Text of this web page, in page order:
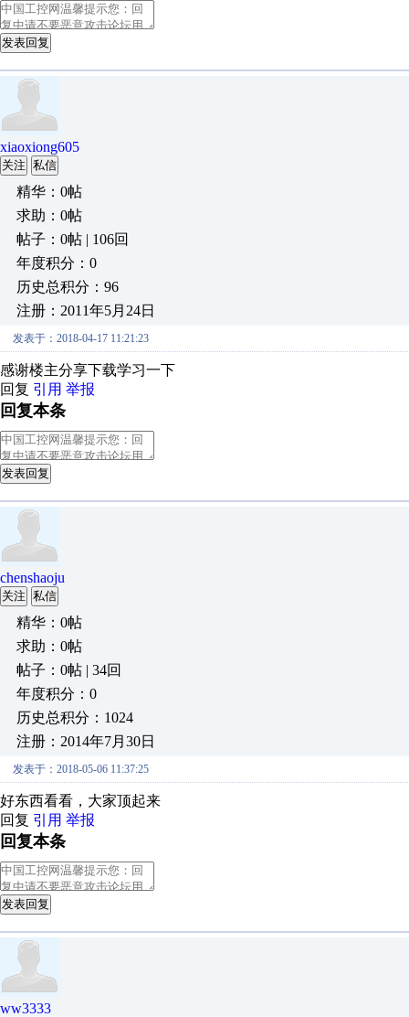
发表回复
xiaoxiong605
关注 私信
精华：0帖
求助：0帖
帖子：0帖 | 106回
年度积分：0
历史总积分：96
注册：2011年5月24日
发表于：2018-04-17 11:21:23
感谢楼主分享下载学习一下
回复 引用 举报
回复本条
发表回复
chenshaoju
关注 私信
精华：0帖
求助：0帖
帖子：0帖 | 34回
年度积分：0
历史总积分：1024
注册：2014年7月30日
发表于：2018-05-06 11:37:25
好东西看看，大家顶起来
回复 引用 举报
回复本条
发表回复
ww3333